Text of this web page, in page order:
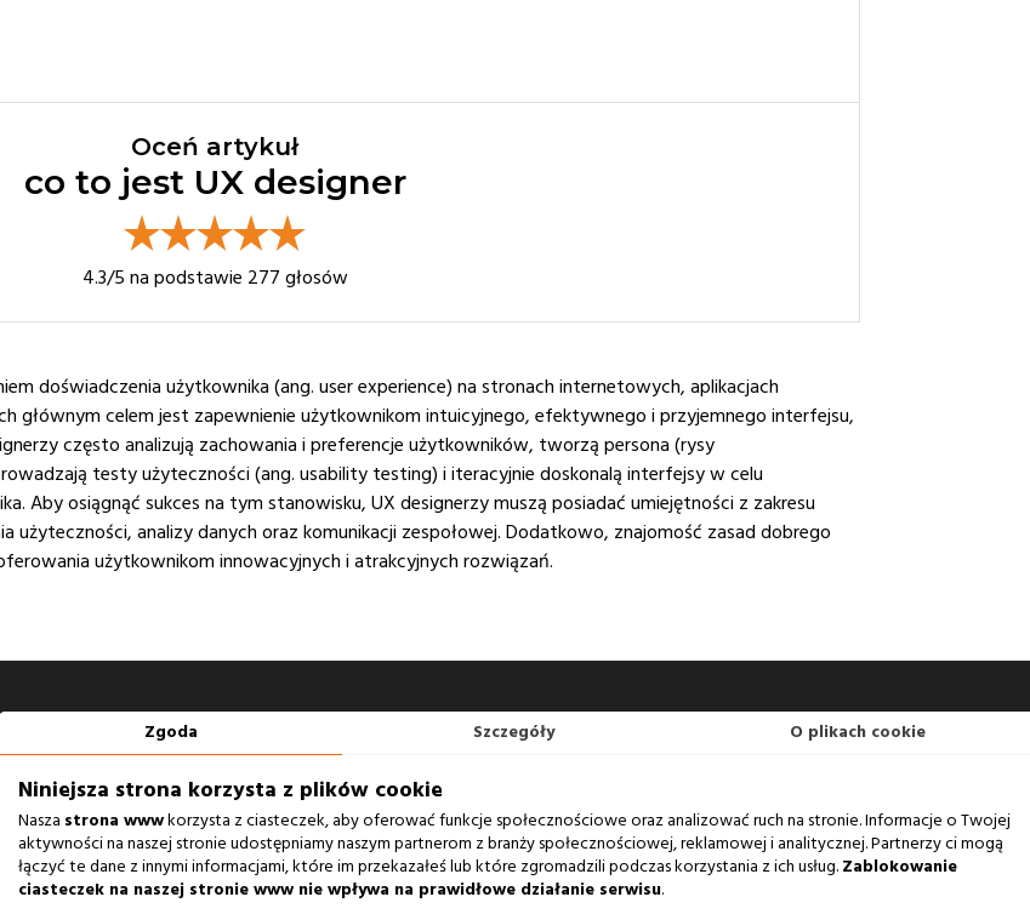
Oceń artykuł
co to jest UX designer
4.3/5 na podstawie 277 głosów
doświadczenia użytkownika (ang. user experience) na stronach internetowych, aplikacjach
głównym celem jest zapewnienie użytkownikom intuicyjnego, efektywnego i przyjemnego interfejsu,
często analizują zachowania i preferencje użytkowników, tworzą persona (rysy
testy użyteczności (ang. usability testing) i iteracyjnie doskonalą interfejsy w celu
Aby osiągnąć sukces na tym stanowisku, UX designerzy muszą posiadać umiejętności z zakresu
analizy danych oraz komunikacji zespołowej. Dodatkowo, znajomość zasad dobrego
użytkownikom innowacyjnych i atrakcyjnych rozwiązań.
Zobacz również
Agencja Interaktywna
Case Study
Zgoda Szczegóły O plikach cookie
Niniejsza strona korzysta z plików cookie
Nasza strona wwwkorzysta z ciasteczek, aby oferować funkcje społecznościowe oraz analizować ruch na stronie. Informacje o Twojej
aktywności na naszej stronie udostępniamy naszym partnerom z branży społecznościowej, reklamowej i analitycznej. Partnerzy ci mogą
łączyć te dane z innymi informacjami, które im przekazałeś lub które zgromadzili podczas korzystania z ich usług. Zablokowanie
ciasteczek na naszej stronie www nie wpływa na prawidłowe działanie serwisu.